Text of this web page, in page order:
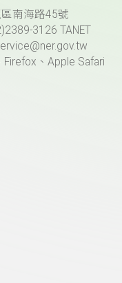
南海路45號
3126 TANET
、Apple Safari